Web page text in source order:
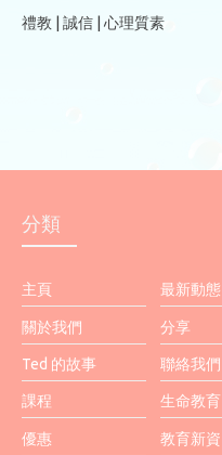
禮教 | 誠信 | 心理質素
分類
主頁 最新動態
關於我們 分享
Ted 的故事 聯絡我們
課程 生命教育
優惠 教育新資